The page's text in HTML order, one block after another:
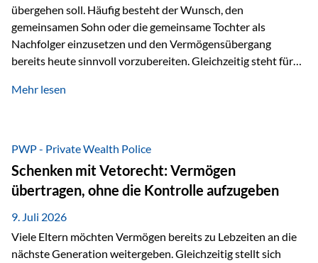
übergehen soll. Häufig besteht der Wunsch, den
gemeinsamen Sohn oder die gemeinsame Tochter als
Nachfolger einzusetzen und den Vermögensübergang
bereits heute sinnvoll vorzubereiten. Gleichzeitig steht für
passiert, wenn einer der beiden verstirbt? Der überlebende
Vermögen verfügen können. Genau für diese
Ausgangssituation bietet die Private Wealth Police der
Vienna-Life eine durchdachte Gestaltungsmöglichkeit. Die
Ausgangssituation Stellen Sie sich folgendes Beispiel vor:
Ein…
Mehr lesen
PWP - Private Wealth Police
Schenken mit Vetorecht: Vermögen
übertragen, ohne die Kontrolle aufzugeben
9. Juli 2026
Viele Eltern möchten Vermögen bereits zu Lebzeiten an die
nächste Generation weitergeben. Gleichzeitig stellt sich